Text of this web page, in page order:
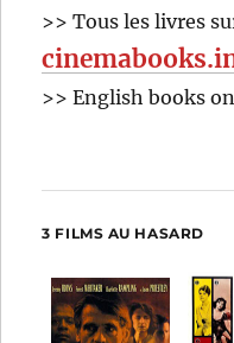
>> Tous les livres
>> English books
3 FILMS AU HASARD